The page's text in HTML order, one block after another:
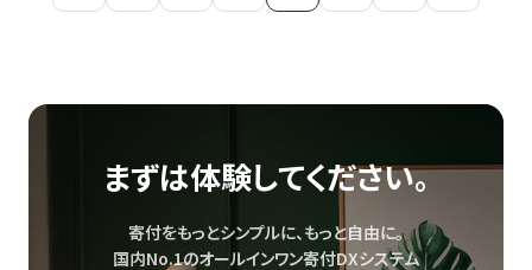
まずは体験してください。
寄付をもっとシンプルに、もっと自由に。
国内No.1のオールインワン寄付DXシステム